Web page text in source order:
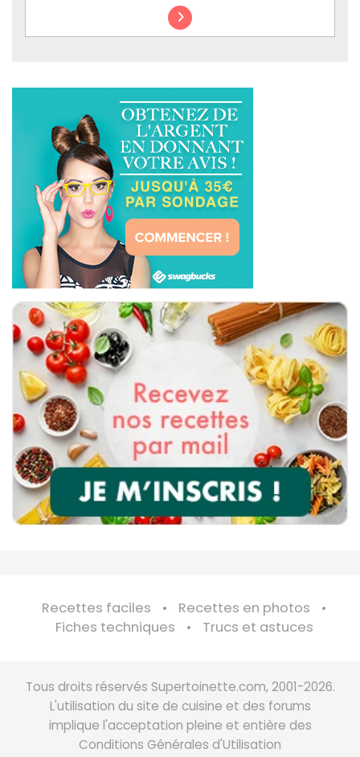
Recettes faciles
Recettes en photos
Fiches techniques
Trucs et astuces
Tous droits réservés Supertoinette.com, 2001-2026.
L'utilisation du site de cuisine et des forums
implique l'acceptation pleine et entière des
Conditions Générales d'Utilisation